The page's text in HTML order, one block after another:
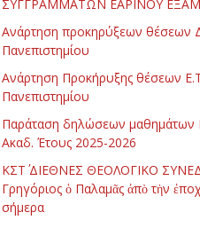
ΣΥΓΓΡΑΜΜΑΤΩΝ ΕΑΡΙΝΟΥ
Ανάρτηση προκηρύξεων θέσεων
Πανεπιστημίου
Ανάρτηση Προκήρυξης θέσεων
Πανεπιστημίου
Παράταση δηλώσεων μαθημάτων
Ακαδ. Έτους 2025-2026
ΚΣΤ΄ ΔΙΕΘΝΕΣ ΘΕΟΛΟΓΙΚΟ
Γρηγόριος ὁ Παλαμᾶς ἀπὸ τὴν
σήμερα